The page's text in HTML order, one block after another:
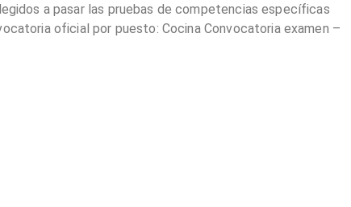
a pasar las pruebas de competencias específicas
oficial por puesto: Cocina Convocatoria examen –